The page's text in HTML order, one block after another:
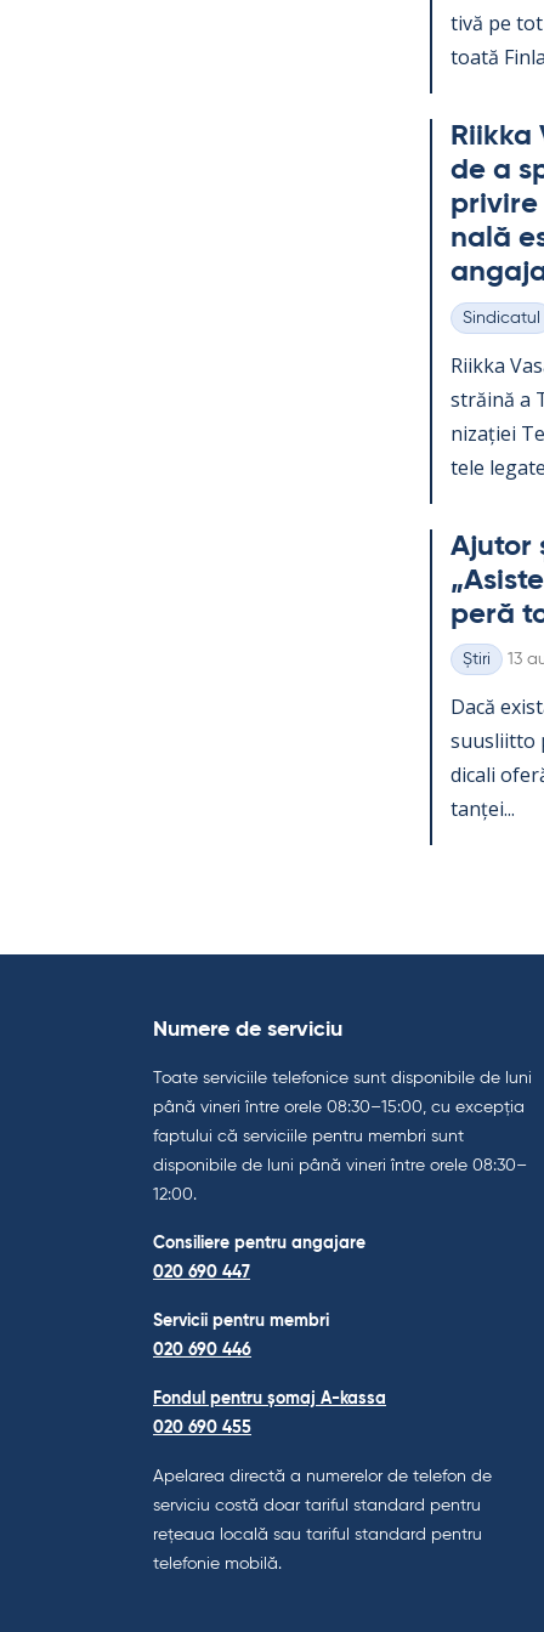
tivă pe
toată
Riikka
de a
nală
Categorii
Sindicatul
Riikka
străină a
nizației
tele
Aju­tor
peră
Categorii
Știri 13
Dacă
suus­liitto
dicali
tanței...
Numere de serviciu
Toate serviciile telefonice sunt disponibile de luni
până vineri între orele 08:30–15:00, cu excepția
faptului că serviciile pentru membri sunt
disponibile de luni până vineri între orele 08:30–
12:00.
Consiliere pentru angajare
020 690 447
Servicii pentru membri
020 690 446
Fondul pentru șomaj A-kassa
020 690 455
Apelarea directă a numerelor de telefon de
serviciu costă doar tariful standard pentru
rețeaua locală sau tariful standard pentru
telefonie mobilă.